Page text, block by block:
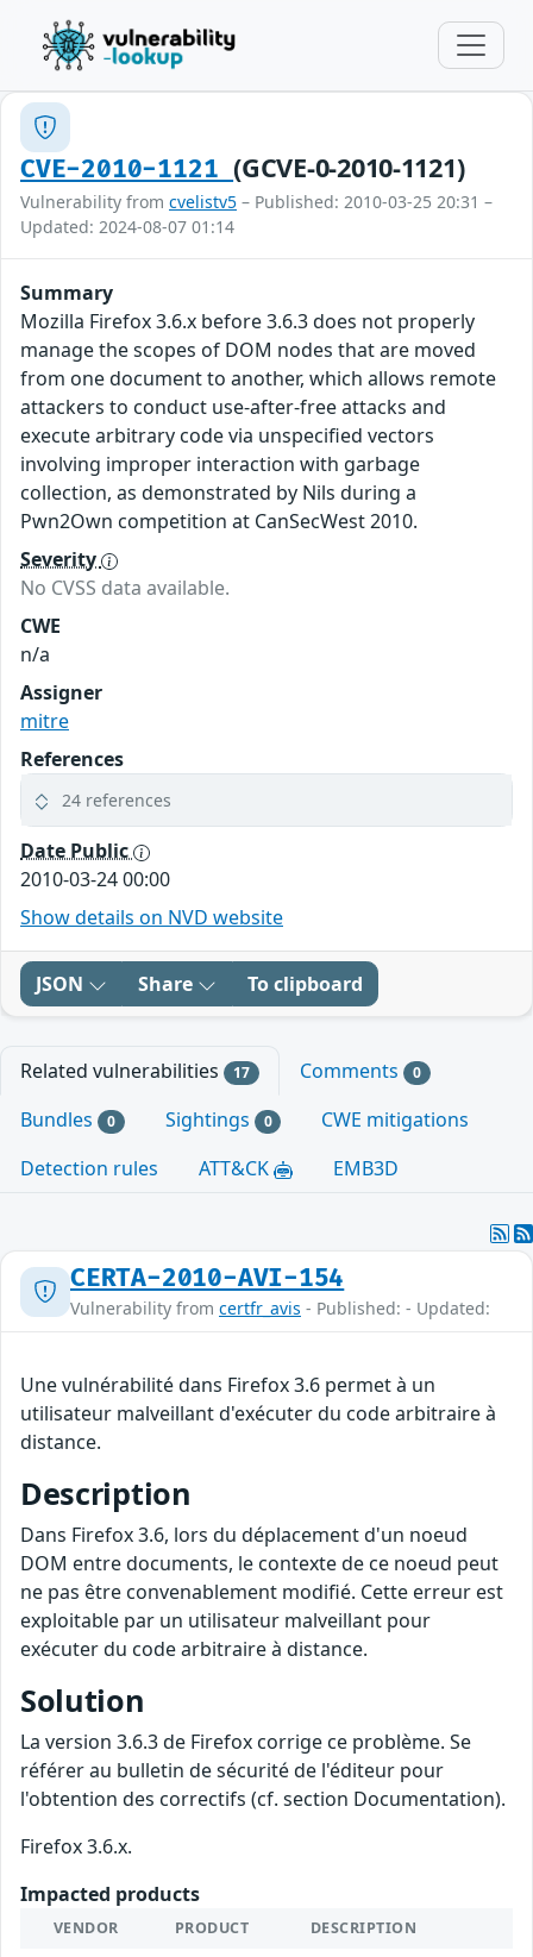
CVE-2010-1121(GCVE-0-2010-1121)
Vulnerability from cvelistv5 – Published: 2010-03-25 20:31 –
Updated: 2024-08-07 01:14
Summary
Mozilla Firefox 3.6.x before 3.6.3 does not properly
manage the scopes of DOM nodes that are moved
from one document to another, which allows remote
attackers to conduct use-after-free attacks and
execute arbitrary code via unspecified vectors
involving improper interaction with garbage
collection, as demonstrated by Nils during a
Pwn2Own competition at CanSecWest 2010.
Severity
No CVSS data available.
CWE
n/a
Assigner
mitre
References
24 references
Date Public
2010-03-24 00:00
Show details on NVD website
JSON Share To clipboard
Related vulnerabilities 17 Comments 0
Bundles 0 Sightings 0
CWE mitigations
Detection rules
ATT&CK EMB3D
CERTA-2010-AVI-154
Vulnerability from certfr_avis - Published: - Updated:
Une vulnérabilité dans Firefox 3.6 permet à un
utilisateur malveillant d'exécuter du code arbitraire à
distance.
Description
Dans Firefox 3.6, lors du déplacement d'un noeud
DOM entre documents, le contexte de ce noeud peut
ne pas être convenablement modifié. Cette erreur est
exploitable par un utilisateur malveillant pour
exécuter du code arbitraire à distance.
Solution
La version 3.6.3 de Firefox corrige ce problème. Se
référer au bulletin de sécurité de l'éditeur pour
l'obtention des correctifs (cf. section Documentation).
Firefox 3.6.x.
Impacted products
VENDOR PRODUCT DESCRIPTION